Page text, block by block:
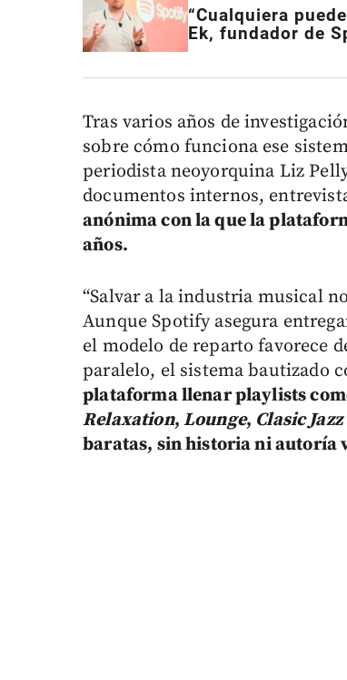
“Cualquiera
Ek, fundador de
Tras varios años de
sobre cómo funciona ese
periodista neoyorquina Liz
documentos internos,
anónima con la que la
años.
“Salvar a la industria musical
Aunque Spotify asegura
el modelo de reparto favorece
paralelo, el sistema bautizado
plataforma llenar playlists
Relaxation,Lounge, Clasic
baratas, sin historia ni autoría